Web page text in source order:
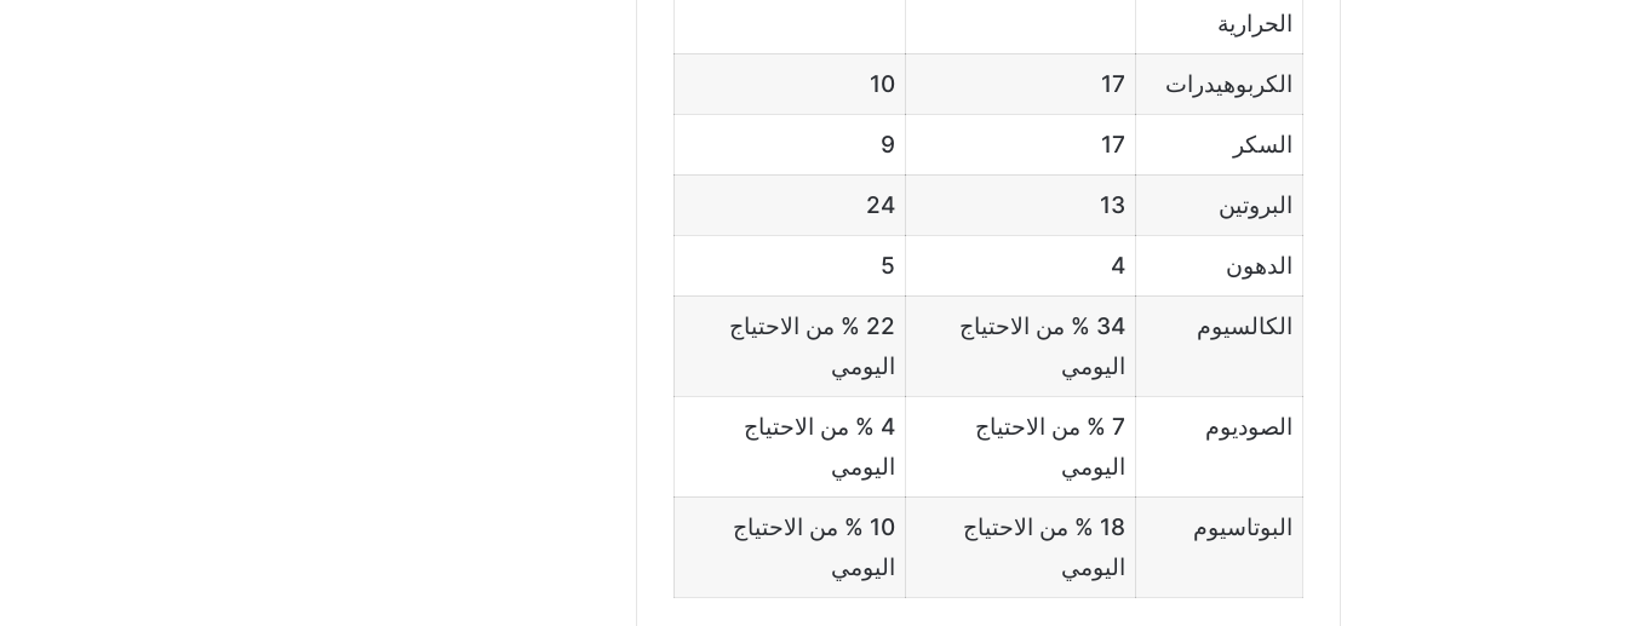
الحرارية
الكربوهيدرات 17
10
السكر 17
9
البروتين 13
24
الدهون 4
5
الكالسيوم
34 % من الاحتياج
اليومي
22 % من الاحتياج
اليومي
الصوديوم
7 % من الاحتياج
اليومي
4 % من الاحتياج
اليومي
البوتاسيوم
18 % من الاحتياج
اليومي
10 % من الاحتياج
اليومي